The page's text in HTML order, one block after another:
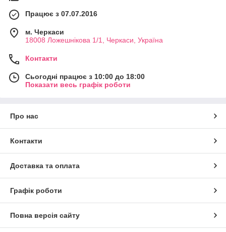
Працює з 07.07.2016
м. Черкаси
18008 Ложешнікова 1/1, Черкаси, Україна
Контакти
Сьогодні працює з 10:00 до 18:00
Показати весь графік роботи
Про нас
Контакти
Доставка та оплата
Графік роботи
Повна версія сайту